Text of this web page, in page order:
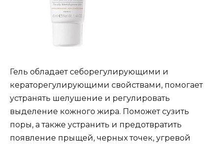
Гель обладает себорегулирующими и
кераторегулирующими свойствами, помогает
устранять шелушение и регулировать
выделение кожного жира. Поможет сузить
поры, а также устранить и предотвратить
появление прыщей, черных точек, угревой